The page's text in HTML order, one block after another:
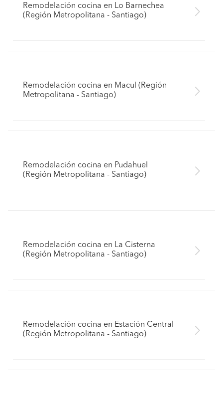
Remodelación cocina en Lo Barnechea
(Región Metropolitana - Santiago)
Remodelación cocina en Macul (Región
Metropolitana - Santiago)
Remodelación cocina en Pudahuel
(Región Metropolitana - Santiago)
Remodelación cocina en La Cisterna
(Región Metropolitana - Santiago)
Remodelación cocina en Estación Central
(Región Metropolitana - Santiago)